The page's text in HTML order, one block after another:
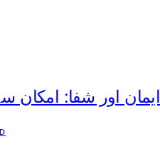
ایمان اور شفا: امکان